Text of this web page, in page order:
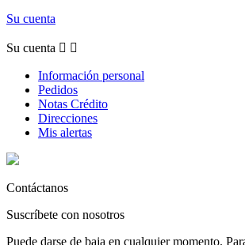
Su cuenta
Su cuenta  
Información personal
Pedidos
Notas Crédito
Direcciones
Mis alertas
Contáctanos
Suscríbete con nosotros
Puede darse de baja en cualquier momento.